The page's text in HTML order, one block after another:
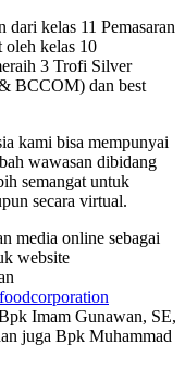
kelas 11 Pemasaran
kelas 10
3 Trofi Silver
BCCOM) dan best
kami bisa mempunyai
wawasan dibidang
semangat untuk
secara virtual.
media online sebagai
website
Imam Gunawan, SE,
juga Bpk Muhammad